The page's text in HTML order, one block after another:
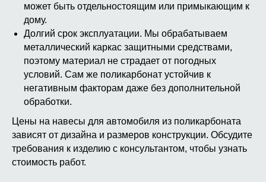
может быть отдельностоящим или примыкающим к
дому.
Долгий срок эксплуатации. Мы обрабатываем
металлический каркас защитными средствами,
поэтому материал не страдает от погодных
условий. Сам же поликарбонат устойчив к
негативным факторам даже без дополнительной
обработки.
Цены на навесы для автомобиля из поликарбоната
зависят от дизайна и размеров конструкции. Обсудите
требования к изделию с консультантом, чтобы узнать
стоимость работ.